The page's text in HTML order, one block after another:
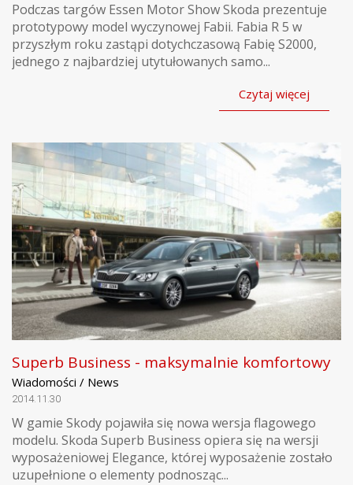
Podczas targów Essen Motor Show Skoda prezentuje
prototypowy model wyczynowej Fabii. Fabia R 5 w
przyszłym roku zastąpi dotychczasową Fabię S2000,
jednego z najbardziej utytułowanych samo...
Czytaj więcej
Superb Business - maksymalnie komfortowy
Wiadomości / News
2014.11.30
W gamie Skody pojawiła się nowa wersja flagowego
modelu. Skoda Superb Business opiera się na wersji
wyposażeniowej Elegance, której wyposażenie zostało
uzupełnione o elementy podnosząc...